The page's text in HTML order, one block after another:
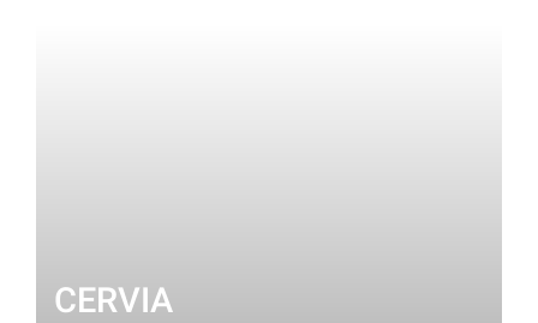
CERVIA